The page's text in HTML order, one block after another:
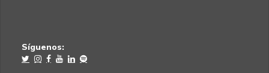
Síguenos: